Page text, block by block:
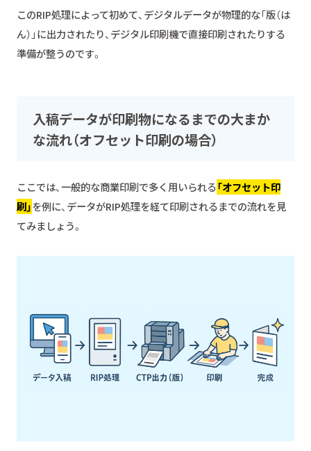
このRIP処理によって初めて、デジタルデータが物理的な「版（は
ん）」に出力されたり、デジタル印刷機で直接印刷されたりする
準備が整うのです。
入稿データが印刷物になるまでの大まか
な流れ（オフセット印刷の場合）
ここでは、一般的な商業印刷で多く用いられる「オフセット印
刷」を例に、データがRIP処理を経て印刷されるまでの流れを見
てみましょう。